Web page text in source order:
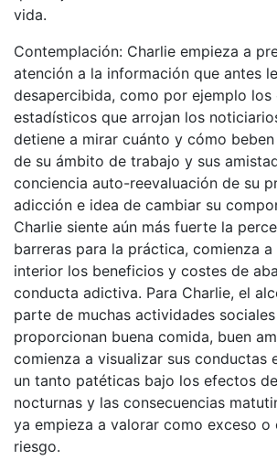
vida.
Contemplación: Charlie empieza a
atención a la información que antes
desapercibida, como por ejemplo los
estadísticos que arrojan los
detiene a mirar cuánto y cómo
de su ámbito de trabajo y sus
conciencia auto-reevaluación de su
adicción e idea de cambiar su
Charlie siente aún más fuerte la
barreras para la práctica, comienza
interior los beneficios y costes de
conducta adictiva. Para Charlie, el
parte de muchas actividades
proporcionan buena comida, buen
comienza a visualizar sus conductas
un tanto patéticas bajo los efectos
nocturnas y las consecuencias
ya empieza a valorar como exceso o
riesgo.